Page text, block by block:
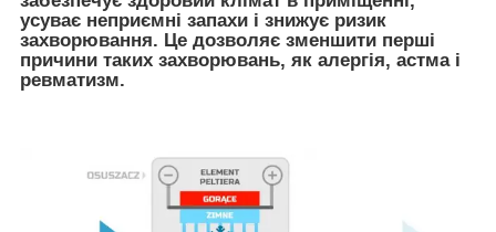
усуває неприємні запахи і знижує ризик
захворювання. Це дозволяє зменшити перші
причини таких захворювань, як алергія, астма і
ревматизм.